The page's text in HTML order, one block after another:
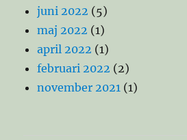
juni 2022 (5)
maj 2022 (1)
april 2022 (1)
februari 2022 (2)
november 2021 (1)